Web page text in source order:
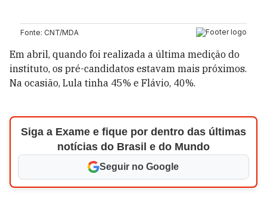
Em abril, quando foi realizada a última medição do
instituto, os pré-candidatos estavam mais próximos.
Na ocasião, Lula tinha 45% e Flávio, 40%.
Siga a Exame e fique por dentro das últimas
notícias do Brasil e do Mundo
Seguir no Google